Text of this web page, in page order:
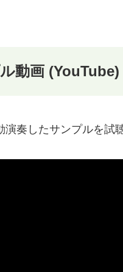
動画 (YouTube)
奏したサンプルを試